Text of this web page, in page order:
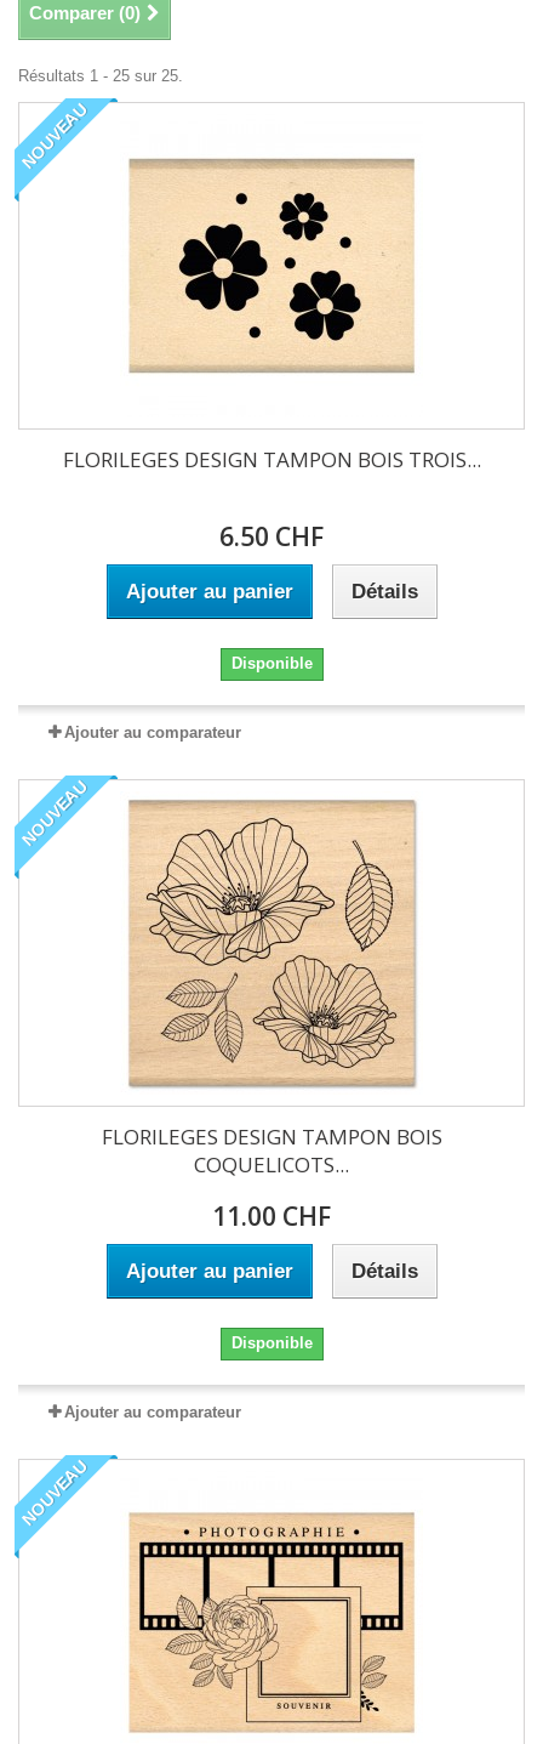
Comparer (0)
Résultats 1 - 25 sur 25.
NOUVEAU
FLORILEGES DESIGN TAMPON BOIS TROIS...
6.50 CHF
Ajouter au panier Détails
Disponible
Ajouter au comparateur
NOUVEAU
FLORILEGES DESIGN TAMPON BOIS
COQUELICOTS...
11.00 CHF
Ajouter au panier Détails
Disponible
Ajouter au comparateur
NOUVEAU